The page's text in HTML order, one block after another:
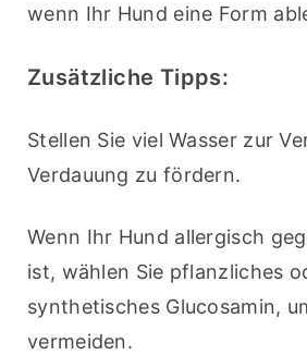
wenn Ihr Hund eine Form
Zusätzliche Tipps:
Stellen Sie viel Wasser zur
Verdauung zu fördern.
Wenn Ihr Hund allergisch
ist, wählen Sie pflanzliches
synthetisches Glucosamin,
vermeiden.